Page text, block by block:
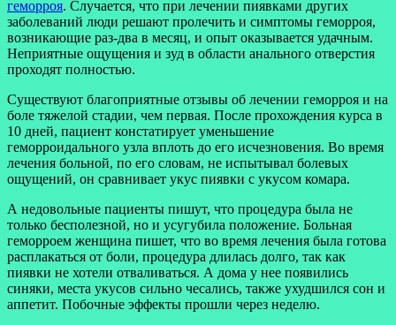
геморроя. Случается, что при лечении пиявками других
заболеваний люди решают пролечить и симптомы геморроя,
возникающие раз-два в месяц, и опыт оказывается удачным.
Неприятные ощущения и зуд в области анального отверстия
проходят полностью.
Существуют благоприятные отзывы об лечении геморроя и на
боле тяжелой стадии, чем первая. После прохождения курса в
10 дней, пациент констатирует уменьшение
геморроидального узла вплоть до его исчезновения. Во время
лечения больной, по его словам, не испытывал болевых
ощущений, он сравнивает укус пиявки с укусом комара.
А недовольные пациенты пишут, что процедура была не
только бесполезной, но и усугубила положение. Больная
геморроем женщина пишет, что во время лечения была готова
расплакаться от боли, процедура длилась долго, так как
пиявки не хотели отваливаться. А дома у нее появились
синяки, места укусов сильно чесались, также ухудшился сон и
аппетит. Побочные эффекты прошли через неделю.